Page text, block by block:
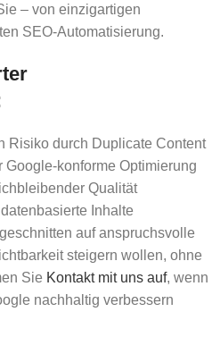
– von einzigartigen
SEO-Automatisierung.
Risiko durch Duplicate Content
konforme Optimierung
Qualität
Inhalte
auf anspruchsvolle
steigern wollen, ohne
Sie Kontakt mit uns auf, wenn
nachhaltig verbessern